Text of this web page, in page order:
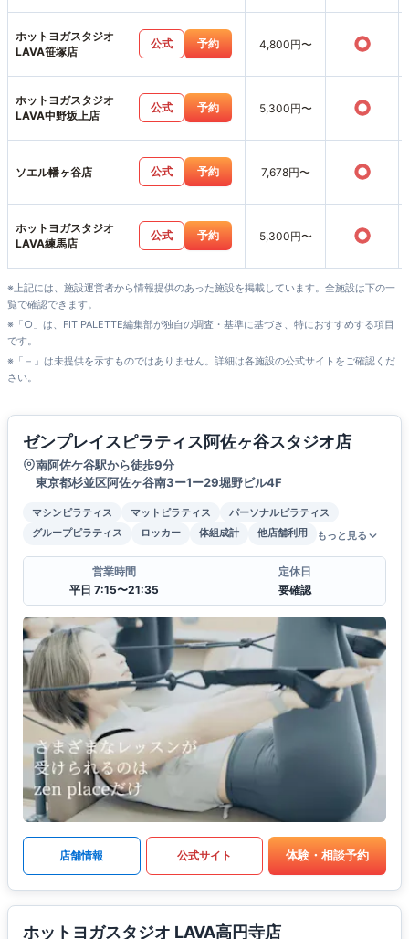
ホットヨガスタジオ
LAVA笹塚店
公式 予約 4,800円〜 ○
ホットヨガスタジオ
LAVA中野坂上店
公式 予約 5,300円〜 ○
ソエル幡ヶ谷店 公式 予約 7,678円〜 ○
ホットヨガスタジオ
LAVA練馬店
公式 予約 5,300円〜 ○
※上記には、施設運営者から情報提供のあった施設を掲載しています。全施設は下の一
覧で確認できます。
※「○」は、FIT PALETTE編集部が独自の調査・基準に基づき、特におすすめする項目
です。
※「－」は未提供を示すものではありません。詳細は各施設の公式サイトをご確認くだ
さい。
ゼンプレイスピラティス阿佐ヶ谷スタジオ店
南阿佐ケ谷駅から徒歩9分
東京都杉並区阿佐ヶ谷南3ー1ー29堀野ビル4F
マシンピラティス マットピラティス
パーソナルピラティス
グループピラティス
ロッカー 体組成計 他店舗利用 もっと見る
営業時間
平日 7:15〜21:35
定休日
要確認
店舗情報 公式サイト 体験・相談予約
ホットヨガスタジオ LAVA高円寺店